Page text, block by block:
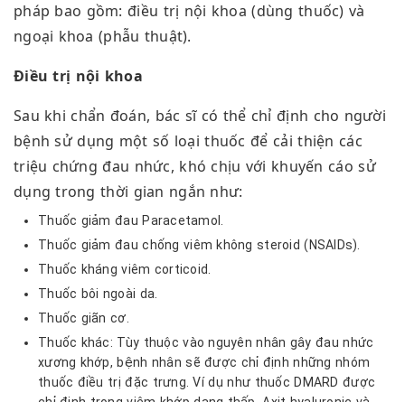
pháp bao gồm: điều trị nội khoa (dùng thuốc) và
ngoại khoa (phẫu thuật).
Điều trị nội khoa
Sau khi chẩn đoán, bác sĩ có thể chỉ định cho người
bệnh sử dụng một số loại thuốc để cải thiện các
triệu chứng đau nhức, khó chịu với khuyến cáo sử
dụng trong thời gian ngắn như:
Thuốc giảm đau Paracetamol.
Thuốc giảm đau chống viêm không steroid (NSAIDs).
Thuốc kháng viêm corticoid.
Thuốc bôi ngoài da.
Thuốc giãn cơ.
Thuốc khác: Tùy thuộc vào nguyên nhân gây đau nhức
xương khớp, bệnh nhân sẽ được chỉ định những nhóm
thuốc điều trị đặc trưng. Ví dụ như thuốc DMARD được